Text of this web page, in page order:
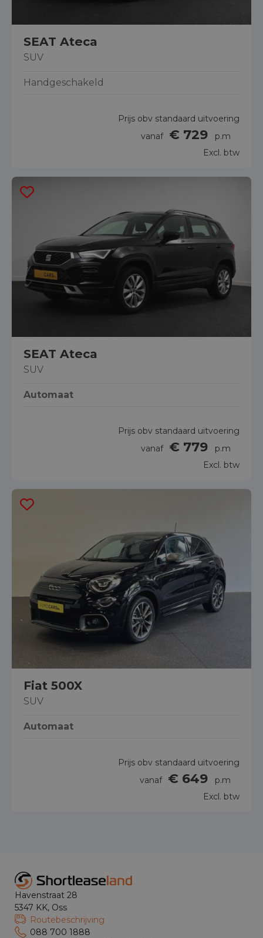
SEAT Ateca
SUV
Handgeschakeld
Prijs obv standaard uitvoering
vanaf € 729
p.m
Excl. btw
SEAT Ateca
SUV
Automaat
Prijs obv standaard uitvoering
vanaf € 779
p.m
Excl. btw
Fiat 500X
SUV
Automaat
Prijs obv standaard uitvoering
vanaf € 649
p.m
Excl. btw
Havenstraat 28
5347 KK, Oss
Routebeschrijving
088 700 1888